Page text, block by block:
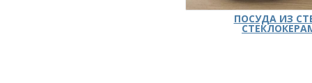
ПОСУДА ИЗ